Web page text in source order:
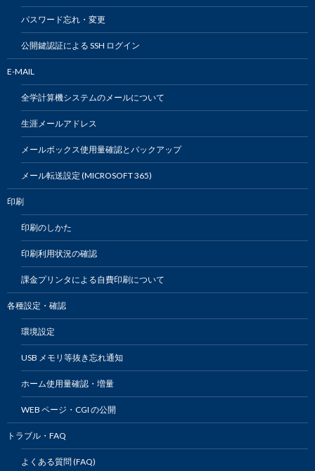
パスワード忘れ・変更
公開鍵認証による SSH ログイン
E-MAIL
全学計算機システムのメールについて
生涯メールアドレス
メールボックス使用量確認とバックアップ
メール転送設定 (MICROSOFT 365)
印刷
印刷のしかた
印刷利用状況の確認
課金プリンタによる自費印刷について
各種設定・確認
環境設定
USB メモリ等抜き忘れ通知
ホーム使用量確認・増量
WEB ページ・CGI の公開
トラブル・FAQ
よくある質問 (FAQ)